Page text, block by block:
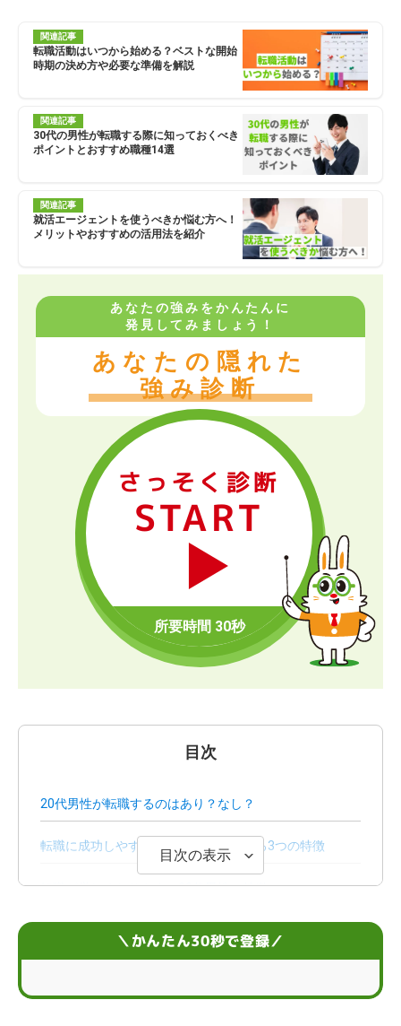
関連記事
転職活動はいつから始める？ベストな開始
時期の決め方や必要な準備を解説
関連記事
30代の男性が転職する際に知っておくべき
ポイントとおすすめ職種14選
関連記事
就活エージェントを使うべきか悩む方へ！
メリットやおすすめの活用法を紹介
あなたの強みをかんたんに
発見してみましょう！
あなたの隠れた
強み診断
さっそく診断
START
目次
20代男性が転職するのはあり？なし？
転職に成功しやすい20代男性にみられる3つの特徴
転職が厳しくなりやすい20代男性の特徴
目次の表示
＼かんたん30秒で登録／